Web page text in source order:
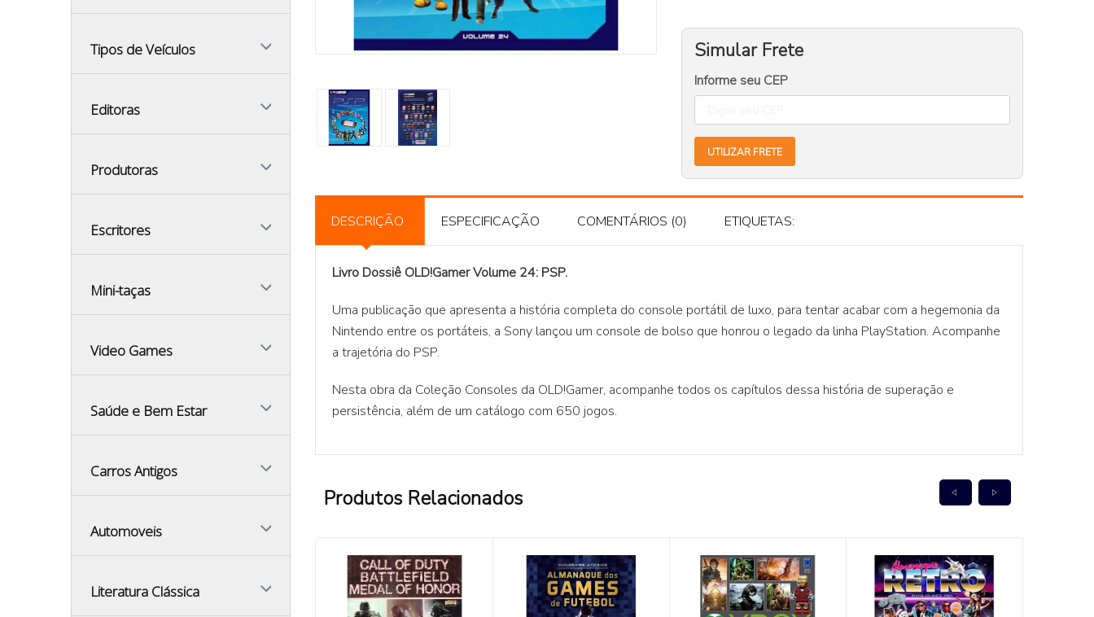
Tipos de Veículos
Editoras
Produtoras
Escritores
Mini-taças
Video Games
Saúde e Bem Estar
Carros Antigos
Automoveis
Literatura Clássica
Simular Frete
Informe seu CEP
UTILIZAR FRETE
DESCRIÇÃO ESPECIFICAÇÃO COMENTÁRIOS (0) ETIQUETAS:
Livro Dossiê OLD!Gamer Volume 24: PSP.
Uma publicação que apresenta a história completa do console portátil de luxo, para tentar acabar com a hegemonia da
Nintendo entre os portáteis, a Sony lançou um console de bolso que honrou o legado da linha PlayStation. Acompanhe
a trajetória do PSP.
Nesta obra da Coleção Consoles da OLD!Gamer, acompanhe todos os capítulos dessa história de superação e
persistência, além de um catálogo com 650 jogos.
Produtos Relacionados